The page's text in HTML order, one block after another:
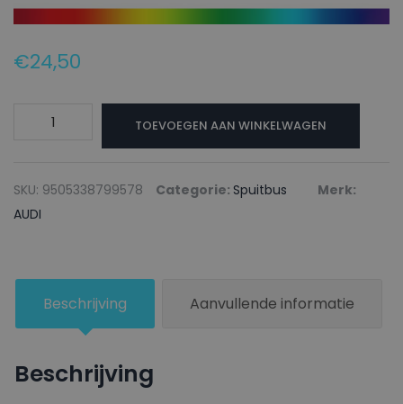
€24,50
Blanke
lak
LHASA
GREEN
-
aantal
TOEVOEGEN AAN WINKELWAGEN
SKU: 9505338799578 Categorie: Spuitbus
Merk:
AUDI
Beschrijving Aanvullende informatie
Beschrijving